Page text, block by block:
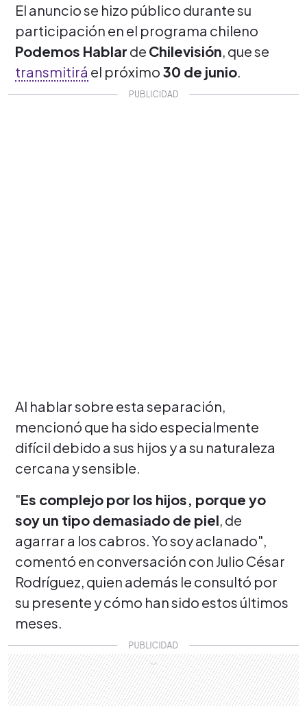
El anuncio se hizo público durante su
participación en el programa chileno
Podemos Hablar de Chilevisión, que se
transmitirá el próximo 30 de junio.
Al hablar sobre esta separación,
mencionó que ha sido especialmente
difícil debido a sus hijos y a su naturaleza
cercana y sensible.
"Es complejo por los hijos, porque yo
soy un tipo demasiado de piel, de
agarrar a los cabros. Yo soy aclanado",
comentó en conversación con Julio César
Rodríguez, quien además le consultó por
su presente y cómo han sido estos últimos
meses.